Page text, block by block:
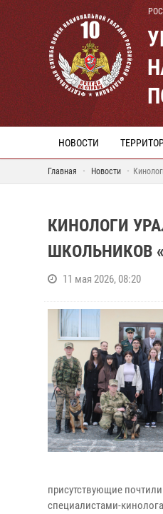
НОВОСТИ
Главная Новости
КИНОЛОГИ
ШКОЛЬНИКОВ
11 мая 2026, 08:20
присутствующие
специалистами-